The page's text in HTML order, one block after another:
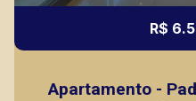
R$
Apartamento -